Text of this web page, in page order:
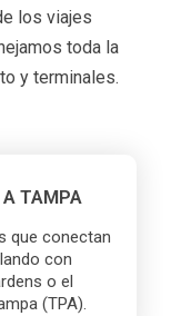
los viajes
toda la
y terminales.
TAMPA
que conectan
con
o el
(TPA).